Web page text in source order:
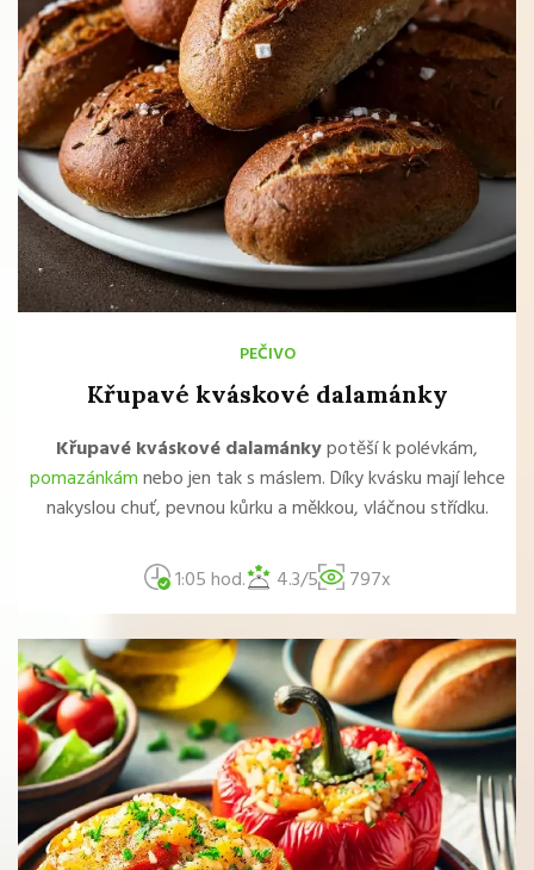
PEČIVO
Křupavé kváskové dalamánky
Křupavé kváskové dalamánkypotěší k polévkám,
pomazánkámnebo jen tak s máslem. Díky kvásku mají lehce
nakyslou chuť, pevnou kůrku a měkkou, vláčnou střídku.
1:05 hod. 4.3/5 797x